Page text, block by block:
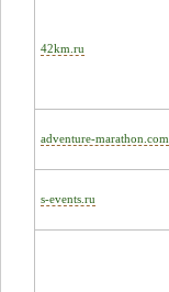
42km.ru
adventure-marathon.com
s-events.ru